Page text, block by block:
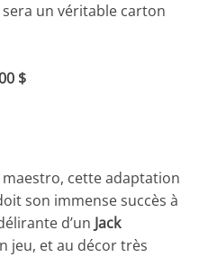
un véritable carton
$
cette adaptation
son immense succès à
d’un Jack
jeu, et au décor très